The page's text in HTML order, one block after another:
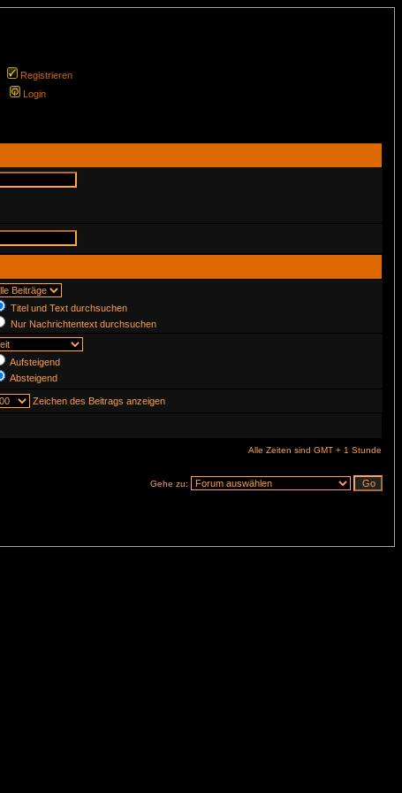
Registrieren
Login
Titel und Text durchsuchen
Nur Nachrichtentext durchsuchen
Aufsteigend
Absteigend
Zeichen des Beitrags anzeigen
Alle Zeiten sind GMT + 1 Stunde
Gehe zu: